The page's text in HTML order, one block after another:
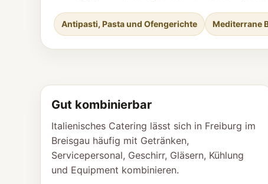
Antipasti, Pasta und Ofengerichte Mediterrane
Gut kombinierbar
Italienisches Catering lässt sich in Freiburg im
Breisgau häufig mit Getränken,
Servicepersonal, Geschirr, Gläsern, Kühlung
und Equipment kombinieren.